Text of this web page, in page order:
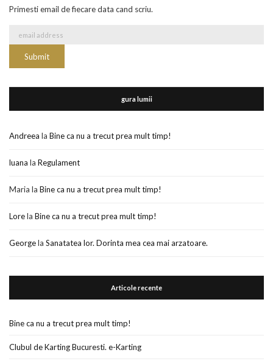
Primesti email de fiecare data cand scriu.
gura lumii
Andreea la Bine ca nu a trecut prea mult timp!
luana la Regulament
Maria la Bine ca nu a trecut prea mult timp!
Lorela Bine ca nu a trecut prea mult timp!
Georgela Sanatatea lor. Dorinta mea cea mai arzatoare.
Articole recente
Bine ca nu a trecut prea mult timp!
Clubul de Karting Bucuresti. e-Karting